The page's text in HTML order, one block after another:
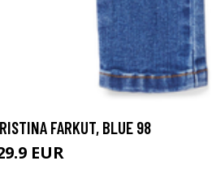
FARKUT, BLUE 98
EUR